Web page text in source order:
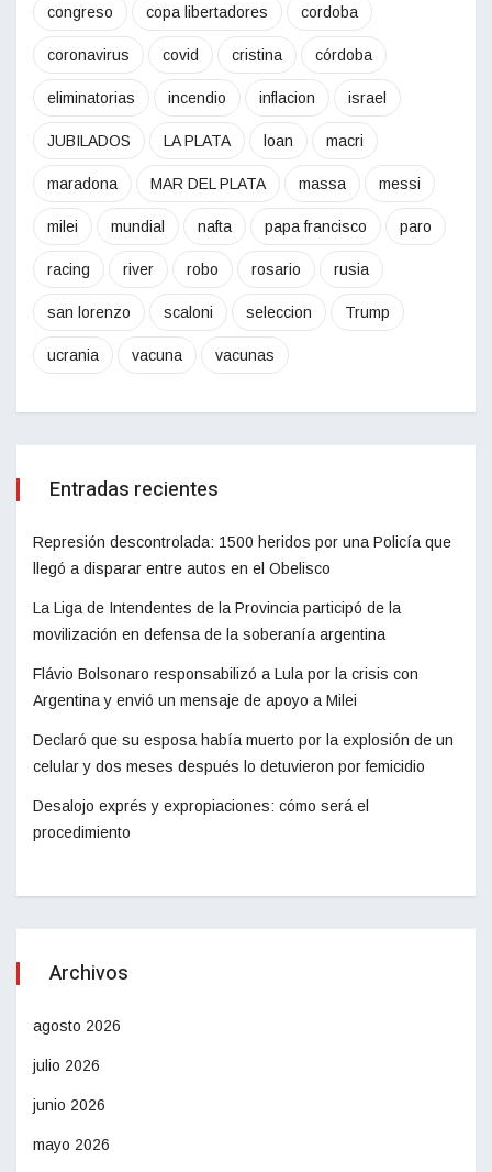
congreso copa libertadores cordoba
coronavirus covid cristina córdoba
eliminatorias incendio inflacion israel
JUBILADOS LA PLATA loan macri
maradona MAR DEL PLATA massa messi
milei mundial nafta papa francisco paro
racing river robo rosario rusia
san lorenzo scaloni seleccion Trump
ucrania vacuna vacunas
Entradas recientes
Represión descontrolada: 1500 heridos por una Policía que
llegó a disparar entre autos en el Obelisco
La Liga de Intendentes de la Provincia participó de la
movilización en defensa de la soberanía argentina
Flávio Bolsonaro responsabilizó a Lula por la crisis con
Argentina y envió un mensaje de apoyo a Milei
Declaró que su esposa había muerto por la explosión de un
celular y dos meses después lo detuvieron por femicidio
Desalojo exprés y expropiaciones: cómo será el
procedimiento
Archivos
agosto 2026
julio 2026
junio 2026
mayo 2026